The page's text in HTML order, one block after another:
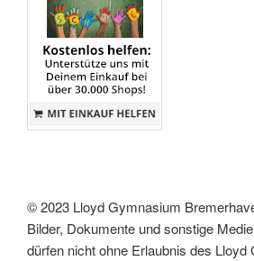
© 2023 Lloyd Gymnasium
Bilder, Dokumente und sonstige
dürfen nicht ohne Erlaubnis des